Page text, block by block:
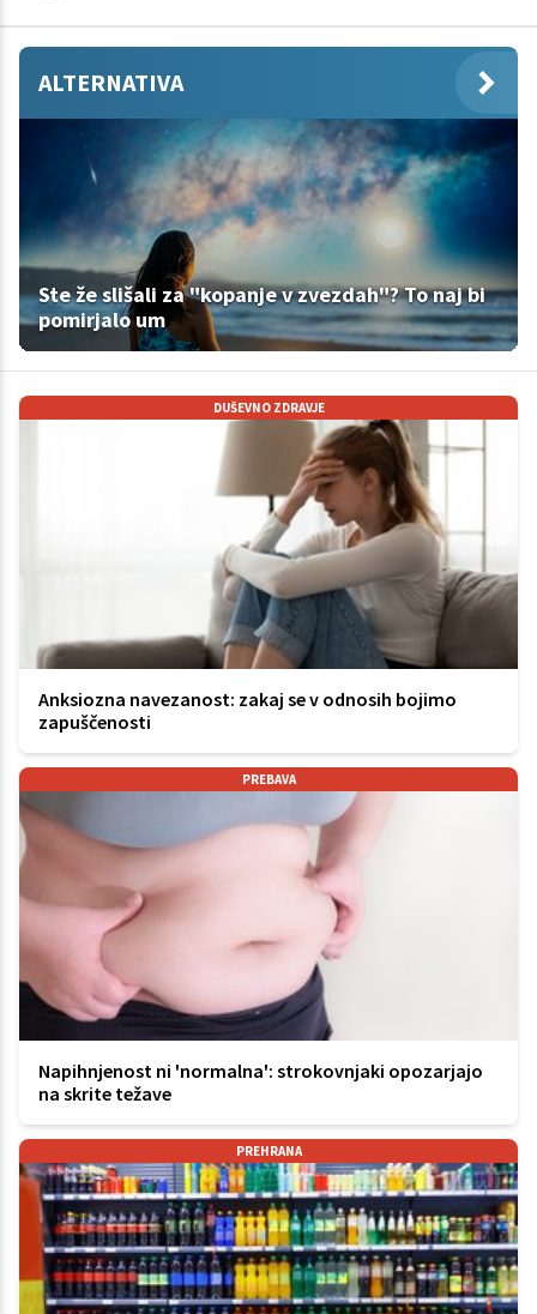
ALTERNATIVA
Ste že slišali za "kopanje v zvezdah"? To naj bi
pomirjalo um
DUŠEVNO ZDRAVJE
Anksiozna navezanost: zakaj se v odnosih bojimo
zapuščenosti
PREBAVA
Napihnjenost ni 'normalna': strokovnjaki opozarjajo
na skrite težave
PREHRANA